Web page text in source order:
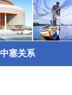
中塞关系